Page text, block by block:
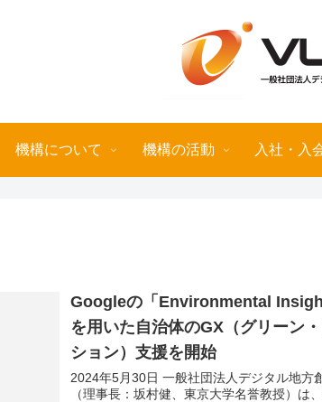
機構について 機構の活動 入社・入
Googleの「Environmental
を用いた自治体のGX（グリーン
ション）支援を開始
2024年5月30日 一般社団法人デジタル地方
（理事長：坂村健、東京大学名誉教授）は